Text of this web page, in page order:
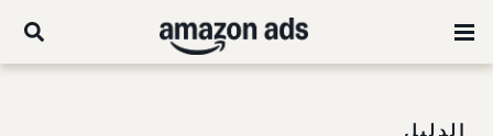
الدليل